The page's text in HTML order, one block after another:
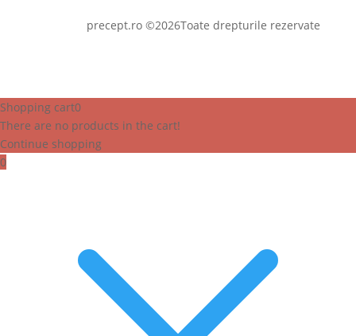
precept.ro ©2026Toate drepturile rezervate
Shopping cart0
There are no products in the cart!
Continue shopping
0